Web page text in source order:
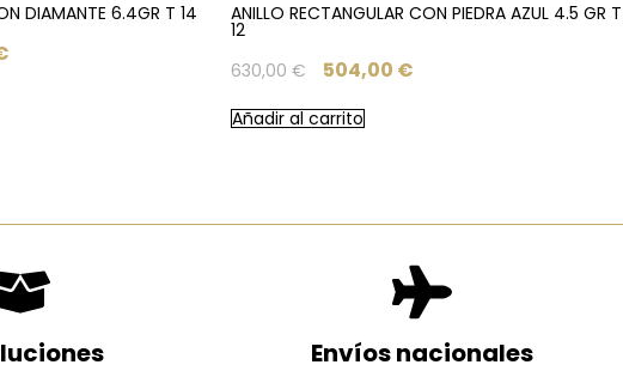
DIAMANTE 6.4GR T 14
ANILLO RECTANGULAR CON PIEDRA AZUL 4.5 GR T
12
630,00 € 504,00 €
Añadir al carrito
Envíos nacionales